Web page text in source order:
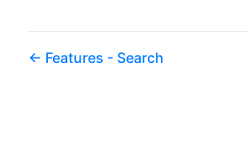
Features - Search